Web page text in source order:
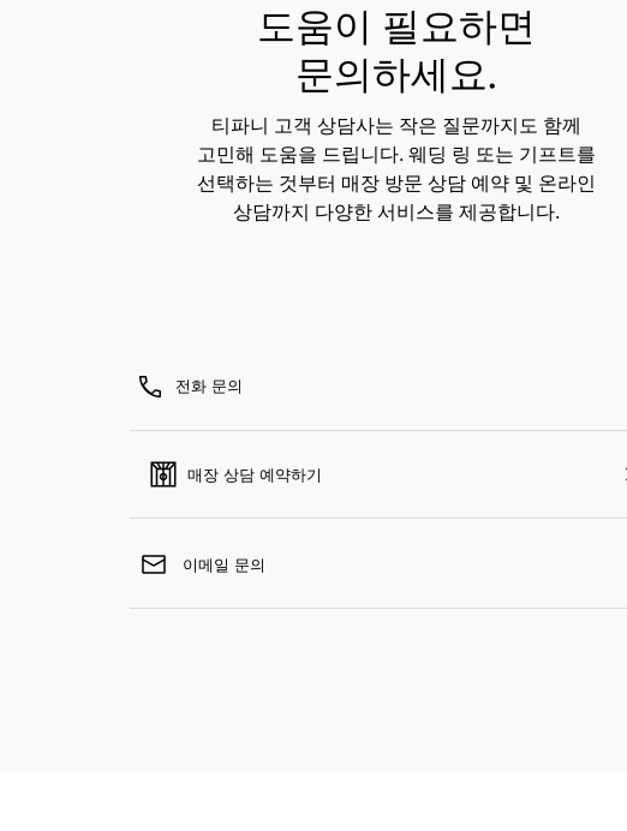
도움이 필요하면
문의하세요.
티파니 고객 상담사는 작은 질문까지도 함께
고민해 도움을 드립니다. 웨딩 링 또는 기프트를
선택하는 것부터 매장 방문 상담 예약 및 온라인
상담까지 다양한 서비스를 제공합니다.
전화 문의
매장 상담 예약하기
이메일 문의